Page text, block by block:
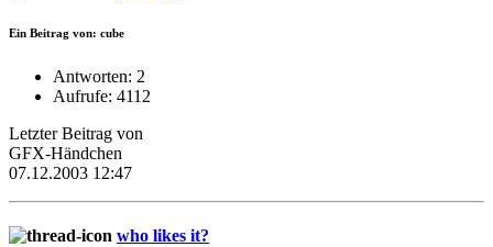
Ein Beitrag von: cube
Antworten: 2
Aufrufe: 4112
Letzter Beitrag von
GFX-Händchen
07.12.2003 12:47
who likes it?